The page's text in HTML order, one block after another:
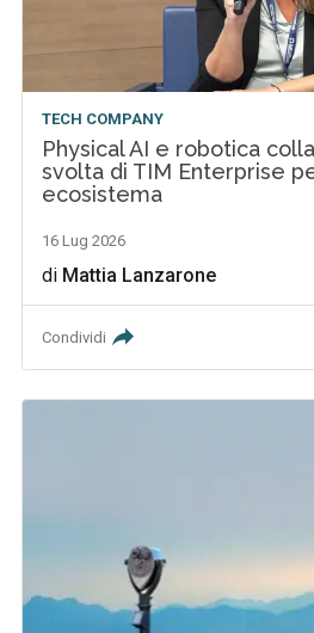
TECH COMPANY
Physical AI e robotica
svolta di TIM Enterprise
ecosistema
16 Lug 2026
di Mattia Lanzarone
Condividi